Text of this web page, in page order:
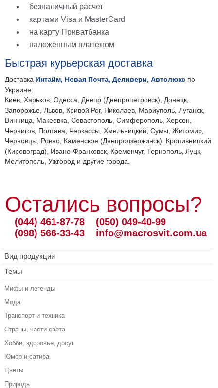
безналичный расчет
картами Visa и MasterCard
на карту Приватбанка
наложенным платежом
Быстрая курьерская доставка
Доставка Интайм, Новая Почта, Деливери, Автолюкс по
Украине:
Киев, Харьков, Одесса, Днепр (Днепропетровск), Донецк,
Запорожье, Львов, Кривой Рог, Николаев, Мариуполь, Луганск,
Винница, Макеевка, Севастополь, Симферополь, Херсон,
Чернигов, Полтава, Черкассы, Хмельницкий, Сумы, Житомир,
Черновцы, Ровно, Каменское (Днепродзержинск), Кропивницкий
(Кировоград), Ивано-Франковск, Кременчуг, Тернополь, Луцк,
Мелитополь, Ужгород и другие города.
Остались вопросы?
(044) 461-87-78
(098) 566-33-43
(050) 049-40-99
info@macrosvit.com.ua
Вид продукции
Темы
Мифы и легенды
Мода
Транспорт и техника
Страны, части света
Хобби, здоровье, досуг
Юмор и сатира
Цветы
Природа